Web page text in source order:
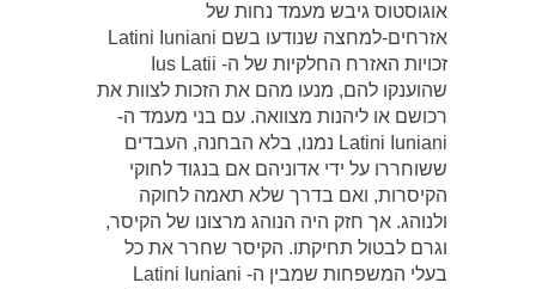
אוגוסטוס גיבש מעמד נחות של
אזרחים-למחצה שנודעו בשם Latini Iuniani
זכויות האזרח החלקיות של ה- Ius Latii
שהוענקו להם, מנעו מהם את הזכות לצוות את
רכושם או ליהנות מצוואה. עם בני מעמד ה-
Latini Iuniani נמנו, בלא הבחנה, העבדים
ששוחררו על ידי אדוניהם אם בנגוד לחוקי
הקיסרות, ואם בדרך שלא תאמה לחוקה
ולנוהג. אך חזק היה הנוהג מרצונו של הקיסר,
וגרם לבטול תחיקתו. הקיסר שחרר את כל
בעלי המשפחות שמבין ה- Latini Iuniani